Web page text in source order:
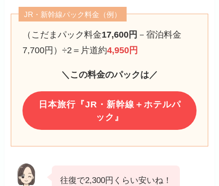
JR・新幹線パック料金（例）
（こだまパック料金17,600円 －宿泊料金
7,700円）÷2＝片道約4,950円
＼この料金のパックは／
日本旅行『JR・新幹線＋ホテルパ
ック』
往復で2,300円くらい安いね！